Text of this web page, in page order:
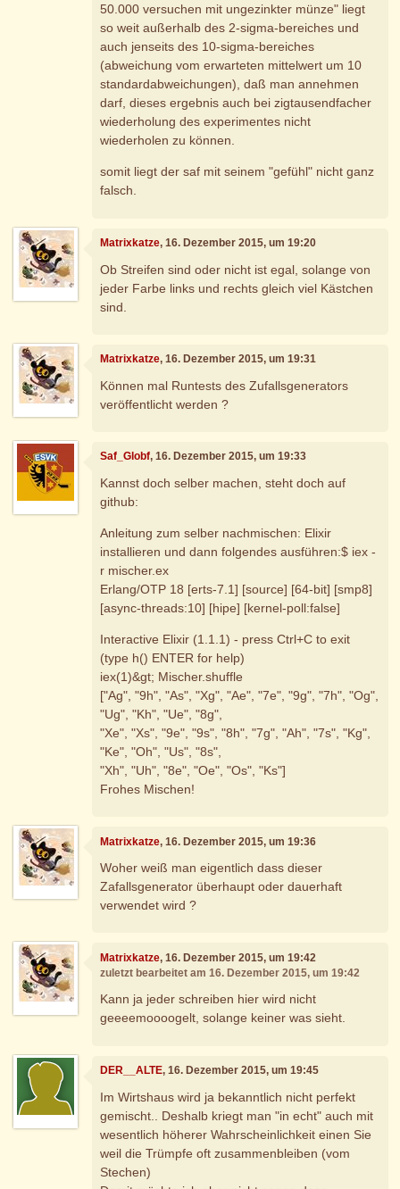
50.000 versuchen mit ungezinkter münze" liegt
so weit außerhalb des 2-sigma-bereiches und
auch jenseits des 10-sigma-bereiches
(abweichung vom erwarteten mittelwert um 10
standardabweichungen), daß man annehmen
darf, dieses ergebnis auch bei zigtausendfacher
wiederholung des experimentes nicht
wiederholen zu können.
somit liegt der saf mit seinem "gefühl" nicht ganz
falsch.
Matrixkatze, 16. Dezember 2015, um 19:20
Ob Streifen sind oder nicht ist egal, solange von
jeder Farbe links und rechts gleich viel Kästchen
sind.
Matrixkatze, 16. Dezember 2015, um 19:31
Können mal Runtests des Zufallsgenerators
veröffentlicht werden ?
Saf_Globf, 16. Dezember 2015, um 19:33
Kannst doch selber machen, steht doch auf
github:
Anleitung zum selber nachmischen: Elixir
installieren und dann folgendes ausführen:$ iex -
r mischer.ex
Erlang/OTP 18 [erts-7.1] [source] [64-bit] [smp8]
[async-threads:10] [hipe] [kernel-poll:false]
Interactive Elixir (1.1.1) - press Ctrl+C to exit
(type h() ENTER for help)
iex(1)&gt; Mischer.shuffle
["Ag", "9h", "As", "Xg", "Ae", "7e", "9g", "7h", "Og",
"Ug", "Kh", "Ue", "8g",
"Xe", "Xs", "9e", "9s", "8h", "7g", "Ah", "7s", "Kg",
"Ke", "Oh", "Us", "8s",
"Xh", "Uh", "8e", "Oe", "Os", "Ks"]
Frohes Mischen!
Matrixkatze, 16. Dezember 2015, um 19:36
Woher weiß man eigentlich dass dieser
Zafallsgenerator überhaupt oder dauerhaft
verwendet wird ?
Matrixkatze, 16. Dezember 2015, um 19:42
zuletzt bearbeitet am 16. Dezember 2015, um 19:42
Kann ja jeder schreiben hier wird nicht
geeeemoooogelt, solange keiner was sieht.
DER__ALTE, 16. Dezember 2015, um 19:45
Im Wirtshaus wird ja bekanntlich nicht perfekt
gemischt.. Deshalb kriegt man "in echt" auch mit
wesentlich höherer Wahrscheinlichkeit einen Sie
weil die Trümpfe oft zusammenbleiben (vom
Stechen)